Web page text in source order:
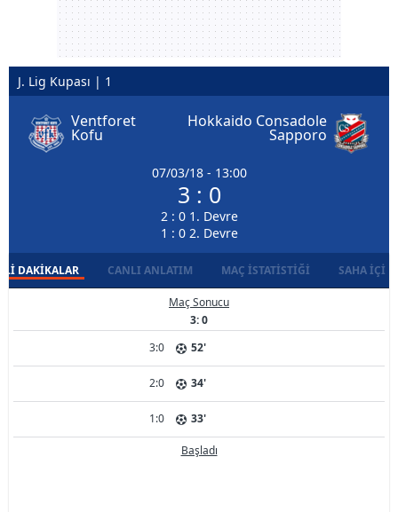
J. Lig Kupası | 1
Ventforet
Kofu
07/03/18 - 13:00
3 : 0
2 : 0 1. Devre
1 : 0 2. Devre
Hokkaido Consadole
Sapporo
DAKIKALAR CANLI ANLATIM MAÇ İSTATISTIĞI SAHA İÇI
Maç Sonucu
3: 0
3:0
52'
2:0 34'
1:0 33'
Başladı